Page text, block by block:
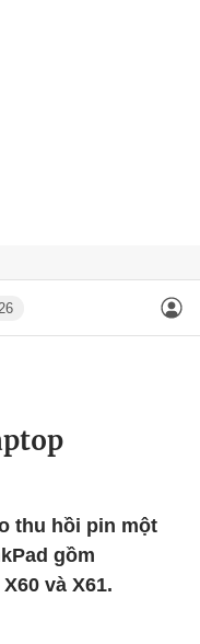
thu hồi pin một
gồm
và X61.